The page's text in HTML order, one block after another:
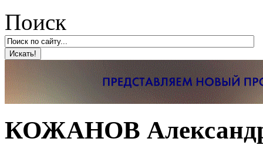
Поиск
КОЖАНОВ